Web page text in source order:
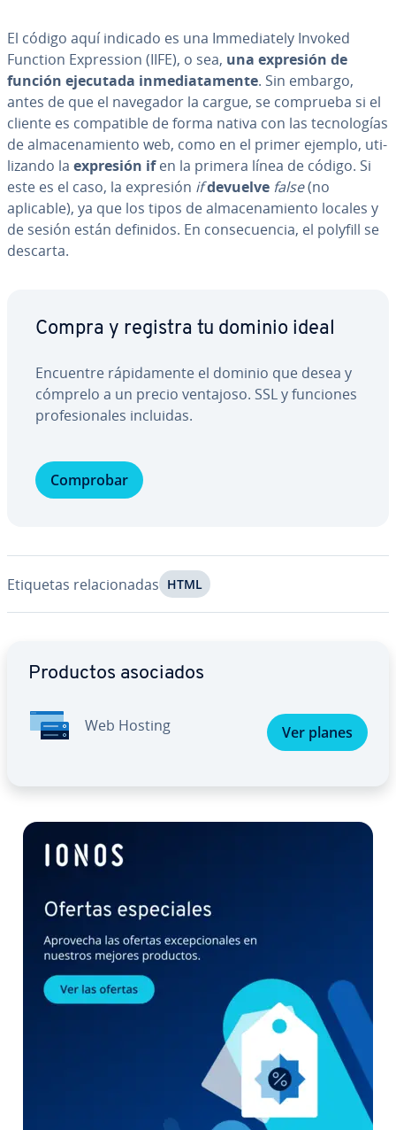
El código aquí indicado es una Im­me­dia­te­ly Invoked
Function Ex­pre­s­sion (IIFE), o sea, una expresión de
función ejecutada in­me­dia­ta­me­n­te. Sin embargo,
antes de que el navegador la cargue, se comprueba si el
cliente es co­m­pa­ti­ble de forma nativa con las te­c­no­lo­gías
de al­ma­ce­na­mie­n­to web, como en el primer ejemplo, uti­
li­za­n­do la expresión ifen la primera línea de código. Si
este es el caso, la expresión ifdevuelve false(no
aplicable), ya que los tipos de al­ma­ce­na­mie­n­to locales y
de sesión están definidos. En co­n­se­cue­n­cia, el polyfill se
descarta.
Compra y registra tu dominio ideal
Encuentre rá­pi­da­me­n­te el dominio que desea y
cómprelo a un precio ventajoso. SSL y funciones
pro­fe­sio­na­les incluidas.
Comprobar
Etiquetas re­la­cio­na­das HTML
Productos asociados
Web Hosting Ver planes